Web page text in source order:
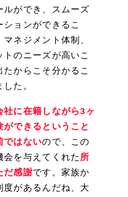
ルができ、スムーズ
ョンができるこ
ネジメント体制、
のニーズが高いこ
たからこそ分かるこ
た。
社に在籍しながら3ヶ
ができるということ
ではないので、この
会を与えてくれた 所
だ感謝です。家族か
度があるんだね、大